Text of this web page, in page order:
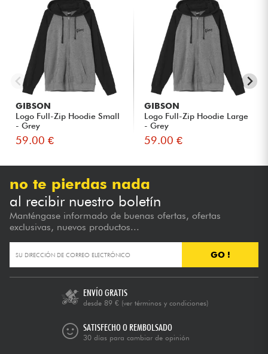
GIBSON
Logo Full-Zip Hoodie Small
- Grey
59.00 €
GIBSON
Logo Full-Zip Hoodie Large
- Grey
59.00 €
no te pierdas nada
al recibir nuestro boletín
Manténgase informado de buenas ofertas, ofertas
exclusivas, nuevos productos...
GO !
ENVÍO GRATIS
desde 89 € (ver términos y condiciones)
SATISFECHO O REMBOLSADO
30 días para cambiar de opinión